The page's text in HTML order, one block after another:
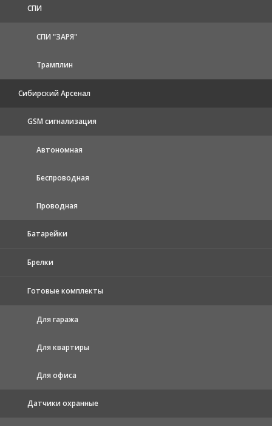
СПИ
СПИ "ЗАРЯ"
Трамплин
Сибирский Арсенал
GSM сигнализация
Автономная
Беспроводная
Проводная
Батарейки
Брелки
Готовые комплекты
Для гаража
Для квартиры
Для офиса
Датчики охранные